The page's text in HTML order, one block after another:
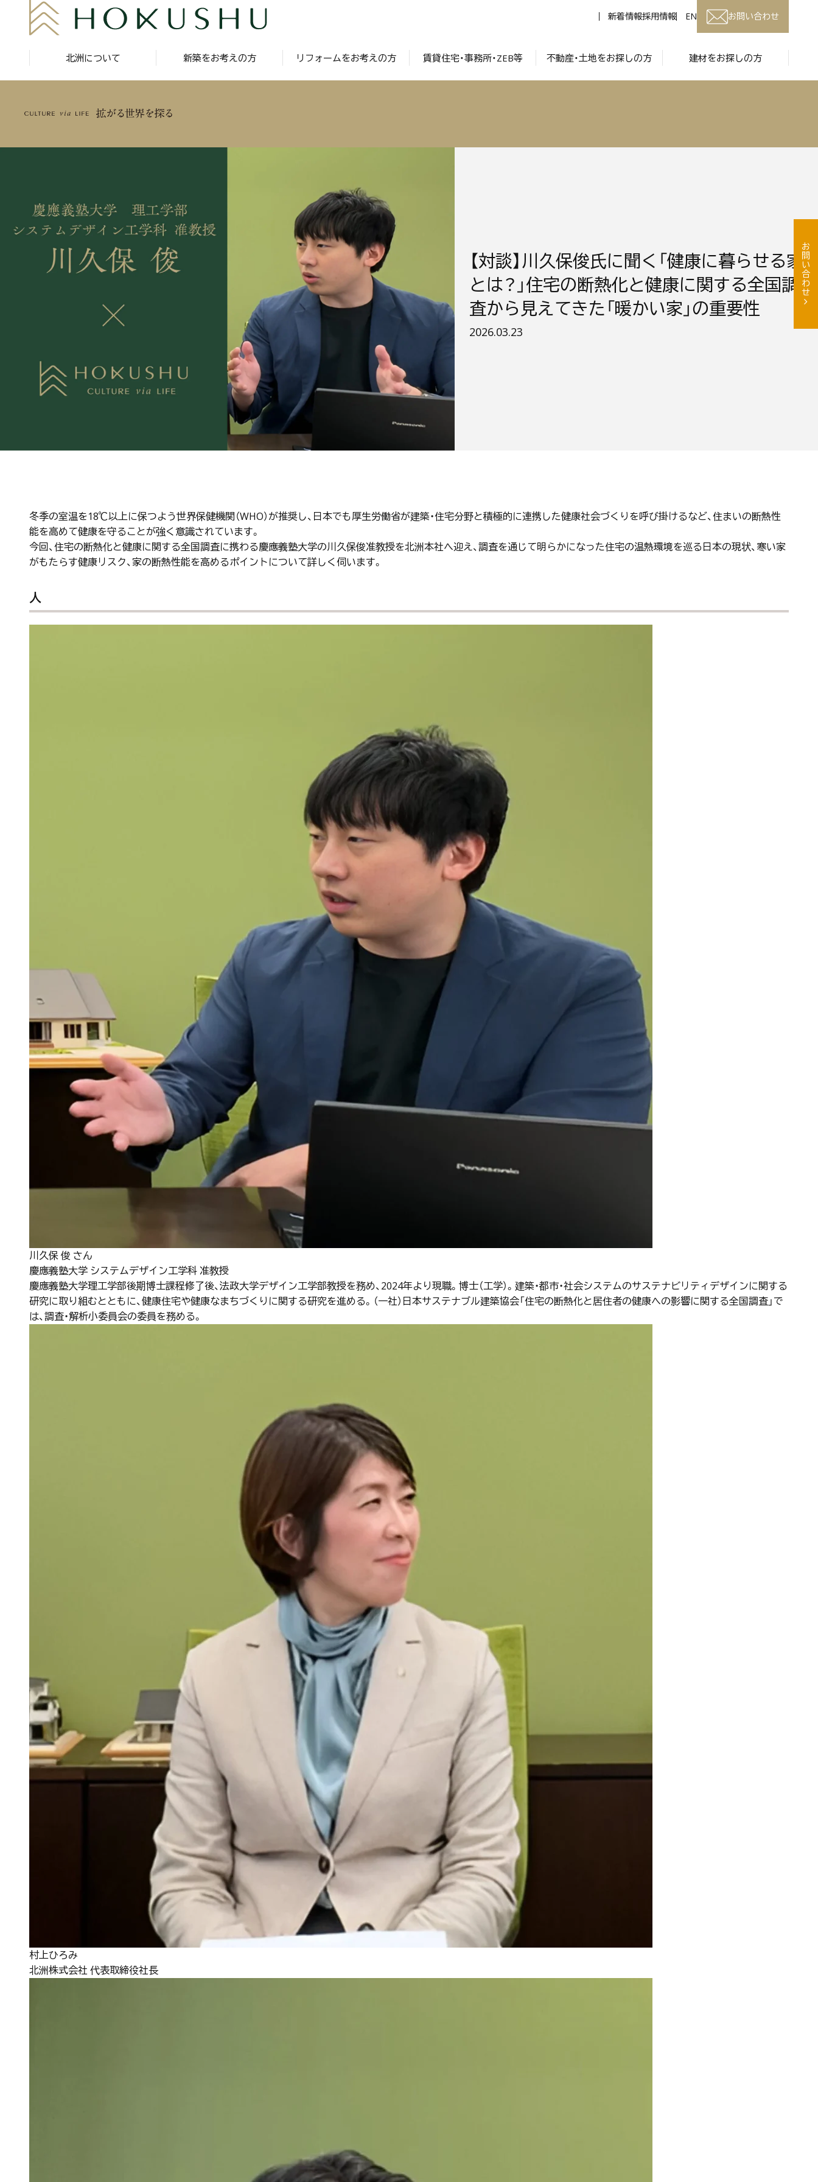
新着情報採用情報 EN お問い合わせ
北洲について 新築をお考えの方 リフォームをお考えの方 賃貸住宅・事務所・ZEB等 不動産・土地をお探しの方 建材をお探しの方
【対談】川久保俊氏に聞く「健康に暮らせる家
とは？」住宅の断熱化と健康に関する全国調
査から見えてきた「暖かい家」の重要性
公開日：
2026.03.23
冬季の室温を18℃以上に保つよう世界保健機関（WHO）が推奨し、日本でも厚生労働省が建築・住宅分野と積極的に連携した健康社会づくりを呼び掛けるなど、住まいの断熱性
能を高めて健康を守ることが強く意識されています。
今回、住宅の断熱化と健康に関する全国調査に携わる慶應義塾大学の川久保俊准教授を北洲本社へ迎え、調査を通じて明らかになった住宅の温熱環境を巡る日本の現状、寒い家
がもたらす健康リスク、家の断熱性能を高めるポイントについて詳しく伺います。
人
川久保 俊 さん
慶應義塾大学 システムデザイン工学科 准教授
慶應義塾大学理工学部後期博士課程修了後、法政大学デザイン工学部教授を務め、2024年より現職。博士（工学）。建築・都市・社会システムのサステナビリティデザインに関する
研究に取り組むとともに、健康住宅や健康なまちづくりに関する研究を進める。（一社）日本サステナブル建築協会「住宅の断熱化と居住者の健康への影響に関する全国調査」で
は、調査・解析小委員会の委員を務める。
村上ひろみ
北洲株式会社 代表取締役社長
お問い合わせ